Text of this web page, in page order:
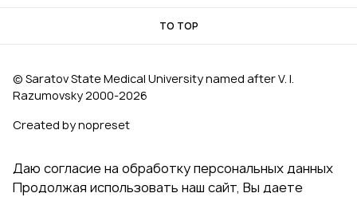
TO TOP
© Saratov State Medical University named after V. I.
Razumovsky 2000‑2026
Created by nopreset
Даю согласие на обработку персональных данных
Продолжая использовать наш сайт, Вы даете